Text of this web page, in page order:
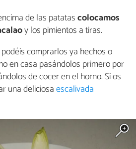
de las patatascolocamos
y los pimientos a tiras.
comprarlos ya hechos o
en casa pasándolos primero por
de cocer en el horno. Si os
una deliciosaescalivada